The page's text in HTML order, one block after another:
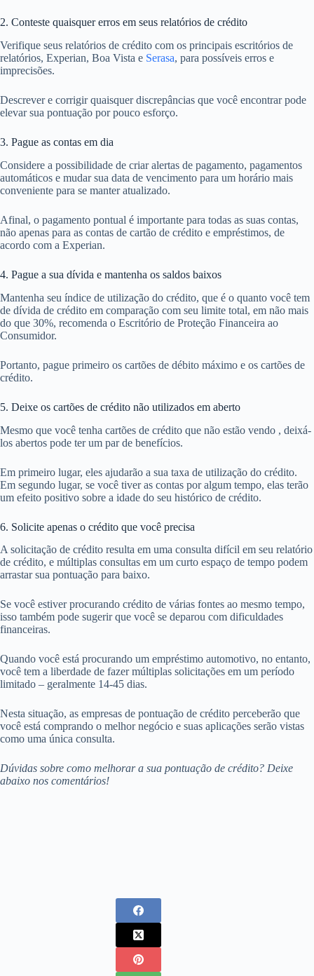
2. Conteste quaisquer erros em seus relatórios de crédito
Verifique seus relatórios de crédito com os principais escritórios de
relatórios, Experian, Boa Vista e Serasa, para possíveis erros e
imprecisões.
Descrever e corrigir quaisquer discrepâncias que você encontrar pode
elevar sua pontuação por pouco esforço.
3. Pague as contas em dia
Considere a possibilidade de criar alertas de pagamento, pagamentos
automáticos e mudar sua data de vencimento para um horário mais
conveniente para se manter atualizado.
Afinal, o pagamento pontual é importante para todas as suas contas,
não apenas para as contas de cartão de crédito e empréstimos, de
acordo com a Experian.
4. Pague a sua dívida e mantenha os saldos baixos
Mantenha seu índice de utilização do crédito, que é o quanto você tem
de dívida de crédito em comparação com seu limite total, em não mais
do que 30%, recomenda o Escritório de Proteção Financeira ao
Consumidor.
Portanto, pague primeiro os cartões de débito máximo e os cartões de
crédito.
5. Deixe os cartões de crédito não utilizados em aberto
Mesmo que você tenha cartões de crédito que não estão vendo , deixá-
los abertos pode ter um par de benefícios.
Em primeiro lugar, eles ajudarão a sua taxa de utilização do crédito.
Em segundo lugar, se você tiver as contas por algum tempo, elas terão
um efeito positivo sobre a idade do seu histórico de crédito.
6. Solicite apenas o crédito que você precisa
A solicitação de crédito resulta em uma consulta difícil em seu relatório
de crédito, e múltiplas consultas em um curto espaço de tempo podem
arrastar sua pontuação para baixo.
Se você estiver procurando crédito de várias fontes ao mesmo tempo,
isso também pode sugerir que você se deparou com dificuldades
financeiras.
Quando você está procurando um empréstimo automotivo, no entanto,
você tem a liberdade de fazer múltiplas solicitações em um período
limitado – geralmente 14-45 dias.
Nesta situação, as empresas de pontuação de crédito perceberão que
você está comprando o melhor negócio e suas aplicações serão vistas
como uma única consulta.
Dúvidas sobre como melhorar a sua pontuação de crédito? Deixe
abaixo nos comentários!